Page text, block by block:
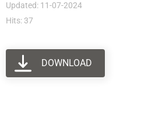
Updated: 11-07-2024
Hits: 37
DOWNLOAD